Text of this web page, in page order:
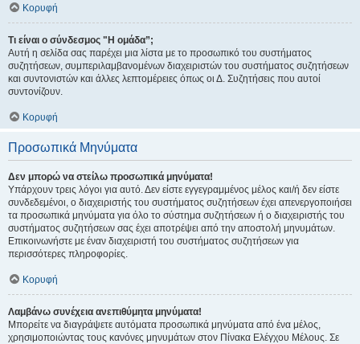
Κορυφή
Τι είναι ο σύνδεσμος "Η ομάδα”;
Αυτή η σελίδα σας παρέχει μια λίστα με το προσωπικό του συστήματος
συζητήσεων, συμπεριλαμβανομένων διαχειριστών του συστήματος συζητήσεων
και συντονιστών και άλλες λεπτομέρειες όπως οι Δ. Συζητήσεις που αυτοί
συντονίζουν.
Κορυφή
Προσωπικά Μηνύματα
Δεν μπορώ να στείλω προσωπικά μηνύματα!
Υπάρχουν τρεις λόγοι για αυτό. Δεν είστε εγγεγραμμένος μέλος και/ή δεν είστε
συνδεδεμένοι, ο διαχειριστής του συστήματος συζητήσεων έχει απενεργοποιήσει
τα προσωπικά μηνύματα για όλο το σύστημα συζητήσεων ή ο διαχειριστής του
συστήματος συζητήσεων σας έχει αποτρέψει από την αποστολή μηνυμάτων.
Επικοινωνήστε με έναν διαχειριστή του συστήματος συζητήσεων για
περισσότερες πληροφορίες.
Κορυφή
Λαμβάνω συνέχεια ανεπιθύμητα μηνύματα!
Μπορείτε να διαγράψετε αυτόματα προσωπικά μηνύματα από ένα μέλος,
χρησιμοποιώντας τους κανόνες μηνυμάτων στον Πίνακα Ελέγχου Μέλους. Σε